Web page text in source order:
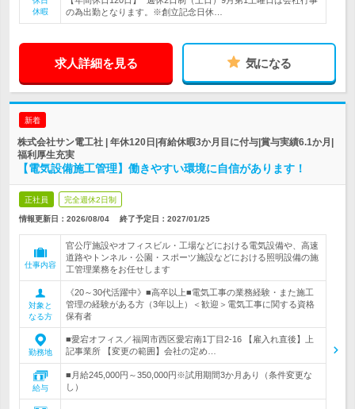
休暇
の為出勤となります。※創立記念日休…
求人詳細を見る 気になる
新着
株式会社サン電工社 | 年休120日|有給休暇3か月目に付与|賞与実績6.1か月|
福利厚生充実
【電気設備施工管理】働きやすい環境に自信があります！
正社員 完全週休2日制
情報更新日：2026/08/04 終了予定日： 2027/01/25
仕事内容
官公庁施設やオフィスビル・工場などにおける電気設備や、高速
道路やトンネル・公園・スポーツ施設などにおける照明設備の施
工管理業務をお任せします
対象と
なる方
《20～30代活躍中》■高卒以上■電気工事の業務経験・また施工
管理の経験がある方（3年以上）＜歓迎＞電気工事に関する資格
保有者
勤務地
■愛宕オフィス／福岡市西区愛宕南1丁目2-16 【雇入れ直後】上
記事業所 【変更の範囲】会社の定め…
給与
■月給245,000円～350,000円※試用期間3か月あり（条件変更な
し）